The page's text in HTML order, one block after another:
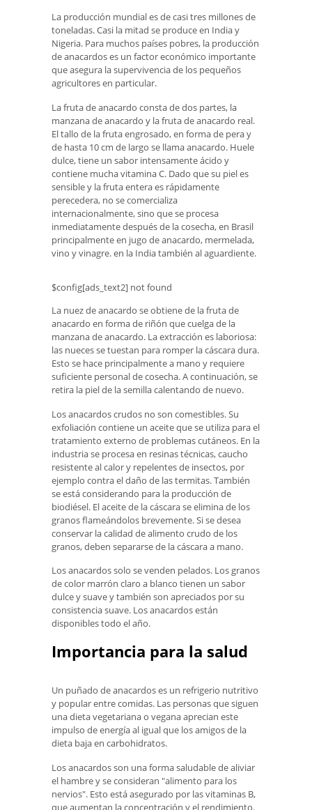
La producción mundial es de casi tres millones de
toneladas. Casi la mitad se produce en India y
Nigeria. Para muchos países pobres, la producción
de anacardos es un factor económico importante
que asegura la supervivencia de los pequeños
agricultores en particular.
La fruta de anacardo consta de dos partes, la
manzana de anacardo y la fruta de anacardo real.
El tallo de la fruta engrosado, en forma de pera y
de hasta 10 cm de largo se llama anacardo. Huele
dulce, tiene un sabor intensamente ácido y
contiene mucha vitamina C. Dado que su piel es
sensible y la fruta entera es rápidamente
perecedera, no se comercializa
internacionalmente, sino que se procesa
inmediatamente después de la cosecha, en Brasil
principalmente en jugo de anacardo, mermelada,
vino y vinagre. en la India también al aguardiente.
$config[ads_text2] not found
La nuez de anacardo se obtiene de la fruta de
anacardo en forma de riñón que cuelga de la
manzana de anacardo. La extracción es laboriosa:
las nueces se tuestan para romper la cáscara dura.
Esto se hace principalmente a mano y requiere
suficiente personal de cosecha. A continuación, se
retira la piel de la semilla calentando de nuevo.
Los anacardos crudos no son comestibles. Su
exfoliación contiene un aceite que se utiliza para el
tratamiento externo de problemas cutáneos. En la
industria se procesa en resinas técnicas, caucho
resistente al calor y repelentes de insectos, por
ejemplo contra el daño de las termitas. También
se está considerando para la producción de
biodiésel. El aceite de la cáscara se elimina de los
granos flameándolos brevemente. Si se desea
conservar la calidad de alimento crudo de los
granos, deben separarse de la cáscara a mano.
Los anacardos solo se venden pelados. Los granos
de color marrón claro a blanco tienen un sabor
dulce y suave y también son apreciados por su
consistencia suave. Los anacardos están
disponibles todo el año.
Importancia para la salud
Un puñado de anacardos es un refrigerio nutritivo
y popular entre comidas. Las personas que siguen
una dieta vegetariana o vegana aprecian este
impulso de energía al igual que los amigos de la
dieta baja en carbohidratos.
Los anacardos son una forma saludable de aliviar
el hambre y se consideran "alimento para los
nervios". Esto está asegurado por las vitaminas B,
que aumentan la concentración y el rendimiento.